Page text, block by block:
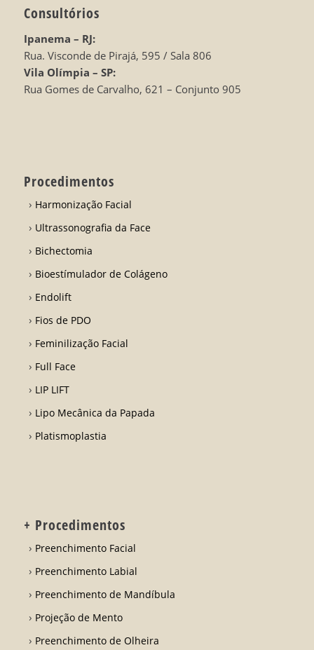
Consultórios
Ipanema – RJ:
Rua. Visconde de Pirajá, 595 / Sala 806
Vila Olímpia – SP:
Rua Gomes de Carvalho, 621 – Conjunto 905
Procedimentos
Harmonização Facial
Ultrassonografia da Face
Bichectomia
Bioestímulador de Colágeno
Endolift
Fios de PDO
Feminilização Facial
Full Face
LIP LIFT
Lipo Mecânica da Papada
Platismoplastia
+ Procedimentos
Preenchimento Facial
Preenchimento Labial
Preenchimento de Mandíbula
Projeção de Mento
Preenchimento de Olheira